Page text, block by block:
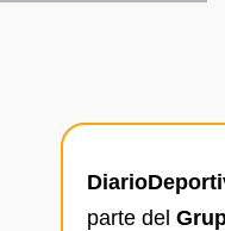
parte del